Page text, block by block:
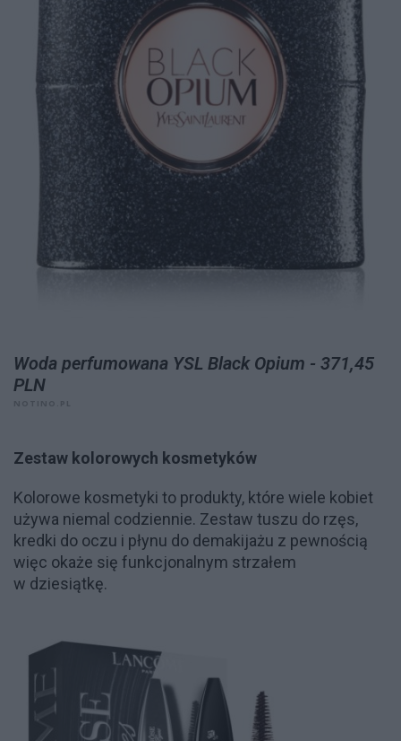
Woda perfumowana YSL Black Opium - 371,45
PLN
Zestaw kolorowych kosmetyków
Kolorowe kosmetyki to produkty, które wiele kobiet
używa niemal codziennie. Zestaw tuszu do rzęs,
kredki do oczu i płynu do demakijażu z pewnością
więc okaże się funkcjonalnym strzałem
w dziesiątkę.